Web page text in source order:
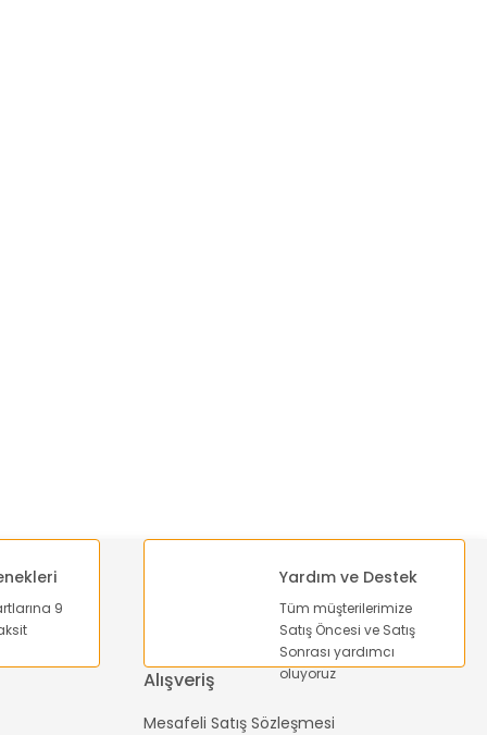
9
Yardım ve Destek
Tüm müşterilerimize
Satış Öncesi ve Satış
Sonrası yardımcı
oluyoruz
Alışveriş
Mesafeli Satış Sözleşmesi